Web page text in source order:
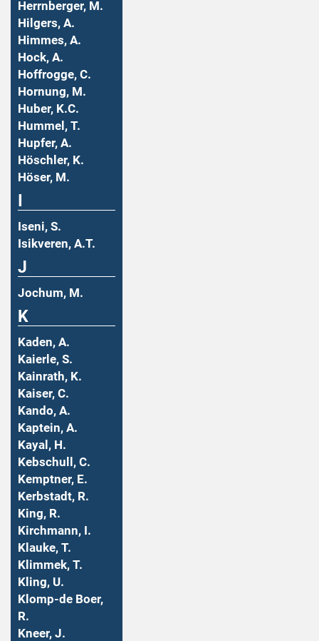
Herrnberger, M.
Hilgers, A.
Himmes, A.
Hock, A.
Hoffrogge, C.
Hornung, M.
Huber, K.C.
Hummel, T.
Hupfer, A.
Höschler, K.
Höser, M.
Iseni, S.
Isikveren, A.T.
J
Jochum, M.
K
Kaden, A.
Kaierle, S.
Kainrath, K.
Kaiser, C.
Kando, A.
Kaptein, A.
Kayal, H.
Kebschull, C.
Kemptner, E.
Kerbstadt, R.
King, R.
Kirchmann, I.
Klauke, T.
Klimmek, T.
Kling, U.
Klomp-de Boer,
R.
Kneer, J.